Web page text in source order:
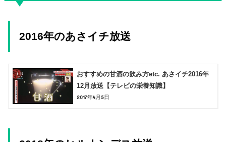
2016年のあさイチ放送
おすすめの甘酒の飲み方etc. あさイチ2016年
12月放送【テレビの栄養知識】
2017年4月5日